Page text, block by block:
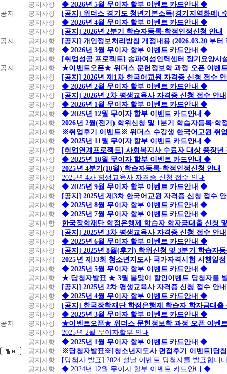
공지사항
◆ 2026년 5월 무이자 할부 이벤트 카드안내 ◆
공지
공지사항
[공지] 위더스 경기도 청년기본소득(경기지역화폐)
공지사항
◆ 2026년 4월 무이자 할부 이벤트 카드안내 ◆
공지사항
[공지] 2026년 2분기 학습자등록·학점인정신청 안내
공지
공지사항
[공지] 개인정보처리방침 개정내용 (2026.03.20 부터
공지사항
◆ 2026년 3월 무이자 할부 이벤트 카드안내 ◆
공지사항
[취업성공 프로젝트] 송파여성인력센터 장기요양시
공지
공지사항
★이벤트오픈★ 위더스 문헌정보학 과정 오픈 이벤
공지사항
[공지] 2026년 제1차 한국어교원 자격증 신청 접수
공지사항
◆ 2026년 2월 무이자 할부 이벤트 카드안내 ◆
공지사항
[공지] 2026년 2차 평생교육사 자격증 신청 접수 안내
공지사항
◆ 2026년 1월 무이자 할부 이벤트 카드안내 ◆
공지사항
◆ 2025년 12월 무이자 할부 이벤트 카드안내 ◆
공지사항
2026년 2월(전기) 학위신청 및 1분기 학습자등록·학
공지사항
※취업후기 이벤트※ 위더스 수강생 한국어교원 취
공지사항
◆ 2025년 11월 무이자 할부 이벤트 카드안내 ◆
공지사항
[취업연계프로젝트] 사회복지사 수료자 대상 중장
공지사항
◆ 2025년 10월 무이자 할부 이벤트 카드안내 ◆
공지사항
2025년 4분기(10월) 학습자등록·학점인정신청 안내
공지사항
2025년 4차 평생교육사 자격증 신청 접수 안내
공지사항
◆ 2025년 9월 무이자 할부 이벤트 카드안내 ◆
공지사항
[공지] 2025년 제3차 한국어교원 자격증 신청 접수
공지사항
◆ 2025년 8월 무이자 할부 이벤트 카드안내 ◆
공지사항
◆ 2025년 7월 무이자 할부 이벤트 카드안내 ◆
공지사항
한국장학재단 학점은행제 학습자 학자금대출 신청
공지사항
[공지] 2025년 3차 평생교육사 자격증 신청 접수 안내
공지사항
◆ 2025년 6월 무이자 할부 이벤트 카드안내 ◆
공지사항
[공지] 2025년 8월(후기) 학위신청 및 3분기 학습자
공지사항
2025년 제33회 청소년지도사 국가자격시험 시행일
공지사항
◆ 2025년 5월 무이자 할부 이벤트 카드안내 ◆
공지사항
★ 당첨자발표 ★ 3월 봄맞이 할인이벤트 당첨자를
공지사항
[공지] 2025년 2차 평생교육사 자격증 신청 접수 안내
공지사항
◆ 2025년 4월 무이자 할부 이벤트 카드안내 ◆
공지사항
[공지] 한국장학재단 학점은행제 학습자 학자금대출
공지사항
◆ 2025년 3월 무이자 할부 이벤트 카드안내 ◆
공지
공지사항
★이벤트오픈★ 위더스 문헌정보학 과정 오픈 이벤
공지사항
2025년 2월 무이자할부 안내
공지사항
◆ 2025년 1월 무이자 할부 이벤트 카드안내 ◆
공지사항
※당첨자발표※[청소년지도사 면접후기 이벤트]당
공지사항
[당첨자 발표] 2024 설날 이벤트 당첨자를 발표합니
공지사항
◆ 2024년 12월 무이자 할부 이벤트 카드안내 ◆